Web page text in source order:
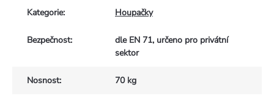
Kategorie: Houpačky
Bezpečnost:
dle EN 71, určeno pro privátní
sektor
Nosnost: 70 kg